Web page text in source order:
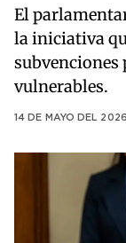
El
la iniciativa
subvenciones
vulnerables.
14 DE MAYO DEL 2026